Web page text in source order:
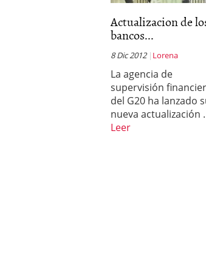
Actualizacion de
bancos...
8 Dic 2012 Lorena
La agencia de
supervisión
del G20 ha lanzado
nueva actualización
Leer